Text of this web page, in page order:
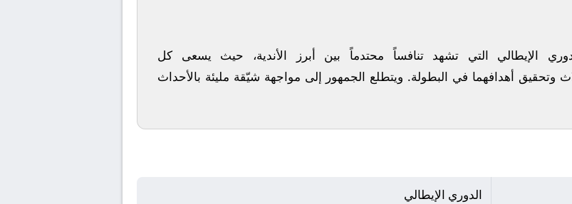
الإيطالي التي تشهد تنافساً محتدماً بين أبرز الأندية، حيث يسعى كل
وتحقيق أهدافهما في البطولة. ويتطلع الجمهور إلى مواجهة شيّقة مليئة بالأحداث
الدوري الإيطالي